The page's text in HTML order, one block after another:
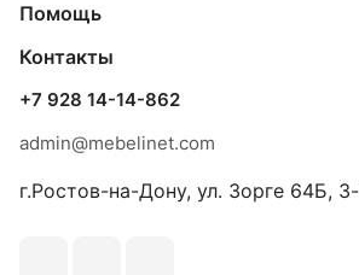
Помощь
Контакты
+7 928 14-14-862
admin@mebelinet.com
г.Ростов-на-Дону, ул. Зорге 64Б,